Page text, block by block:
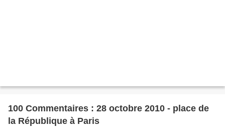
100 Commentaires : 28 octobre 2010 - place de
la République à Paris